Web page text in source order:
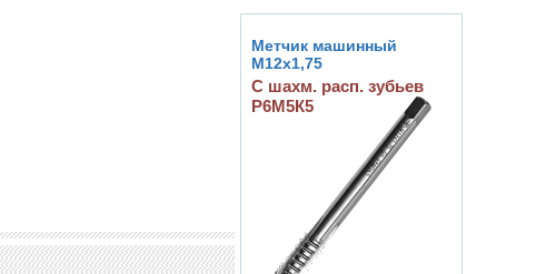
Метчик машинный
М12х1,75
С шахм. расп. зубьев
Р6М5К5